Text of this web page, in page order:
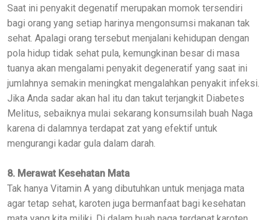
Saat ini penyakit degenatif merupakan momok tersendiri
bagi orang yang setiap harinya mengonsumsi makanan tak
sehat. Apalagi orang tersebut menjalani kehidupan dengan
pola hidup tidak sehat pula, kemungkinan besar di masa
tuanya akan mengalami penyakit degeneratif yang saat ini
jumlahnya semakin meningkat mengalahkan penyakit infeksi.
Jika Anda sadar akan hal itu dan takut terjangkit Diabetes
Melitus, sebaiknya mulai sekarang konsumsilah buah Naga
karena di dalamnya terdapat zat yang efektif untuk
mengurangi kadar gula dalam darah.
8. Merawat Kesehatan Mata
Tak hanya Vitamin A yang dibutuhkan untuk menjaga mata
agar tetap sehat, karoten juga bermanfaat bagi kesehatan